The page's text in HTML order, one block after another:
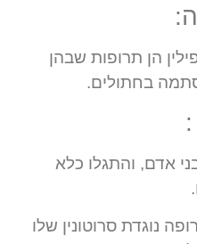
הן תרופות שבהן
בחתולים.
אדם, והתגלו כלא
נוגדת סרוטונין שלו